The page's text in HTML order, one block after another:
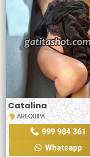
Catalina
AREQUIPA
999 984 361
Whatsapp